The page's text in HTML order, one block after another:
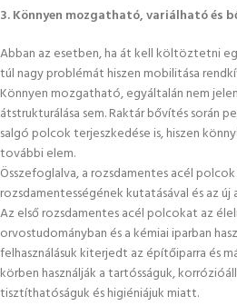
3. Könnyen mozgatható, variálható és
Abban az esetben, ha át kell költöztetni
túl nagy problémát hiszen mobilitása
Könnyen mozgatható, egyáltalán nem
átstrukturálása sem. Raktár bővítés során
salgó polcok terjeszkedése is, hiszen
további elem.
Összefoglalva, a rozsdamentes acél
rozsdamentességének kutatásával és az
Az első rozsdamentes acél polcokat az
orvostudományban és a kémiai iparban
felhasználásuk kiterjedt az építőiparra és
körben használják a tartósságuk,
tisztíthatóságuk és higiéniájuk miatt.